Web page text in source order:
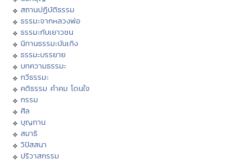
สถานปฏิบัติธรรม
ธรรมะจากหลวงพ่อ
ธรรมะกับเยาวชน
นิทานธรรมะบันเทิง
ธรรมะบรรยาย
บทความธรรมะ
กวีธรรมะ
คติธรรม คำคม โดนใจ
กรรม
ศีล
บุญทาน
สมาธิ
วิปัสสนา
ปริวาสกรรม